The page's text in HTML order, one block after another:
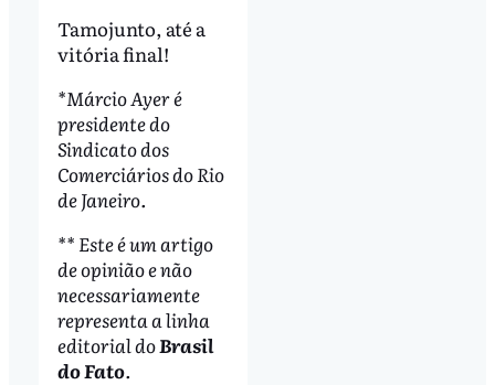
Tamojunto, até a
vitória final!
*Márcio Ayer é
presidente do
Sindicato dos
Comerciários do Rio
de Janeiro.
** Este é um artigo
de opinião e não
necessariamente
representa a linha
editorial doBrasil
do Fato.